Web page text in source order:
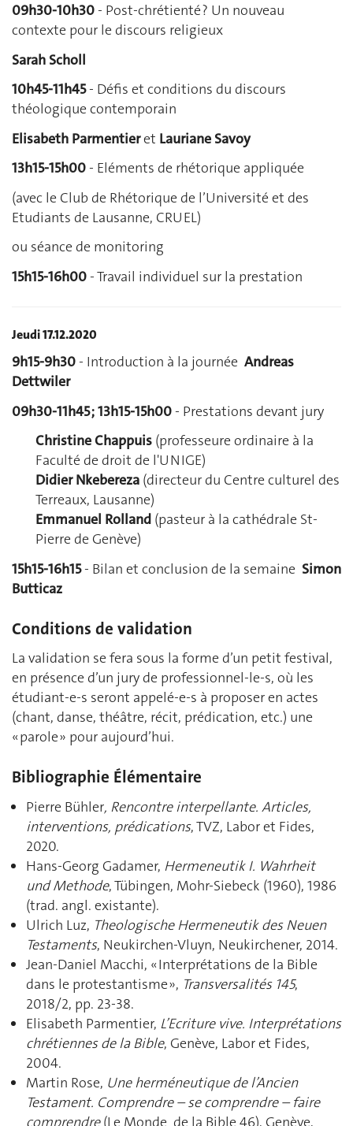
09h30-10h30- Post-chrétienté ? Un nouveau
contexte pour le discours religieux
Sarah Scholl
10h45-11h45- Défis et conditions du discours
théologique contemporain
Elisabeth Parmentieret Lauriane Savoy
13h15-15h00- Eléments de rhétorique appliquée
(avec le Club de Rhétorique de l’Université et des
Etudiants de Lausanne, CRUEL)
ou séance de monitoring
15h15-16h00- Travail individuel sur la prestation
Jeudi 17.12.2020
9h15-9h30- Introduction à la journée Andreas
Dettwiler
09h30-11h45 ; 13h15-15h00- Prestations devant jury
Christine Chappuis (professeure ordinaire à la
Faculté de droit de l'UNIGE)
Didier Nkebereza (directeur du Centre culturel des
Terreaux, Lausanne)
Emmanuel Rolland (pasteur à la cathédrale St-
Pierre de Genève)
15h15-16h15- Bilan et conclusion de la semaine Simon
Butticaz
Conditions de validation
La validation se fera sous la forme d’un petit festival,
en présence d’un jury de professionnel-le-s, où les
étudiant-e-s seront appelé-e-s à proposer en actes
(chant, danse, théâtre, récit, prédication, etc.) une
« parole » pour aujourd’hui.
Bibliographie Élémentaire
Pierre Bühler, Rencontre interpellante. Articles,
interventions, prédications, TVZ, Labor et Fides,
2020.
Hans-Georg Gadamer, Hermeneutik I. Wahrheit
und Methode, Tübingen, Mohr-Siebeck (1960), 1986
(trad. angl. existante).
Ulrich Luz, Theologische Hermeneutik des Neuen
Testaments, Neukirchen-Vluyn, Neukirchener, 2014.
Jean-Daniel Macchi, « Interprétations de la Bible
dans le protestantisme », Transversalités 145,
2018/2, pp. 23-38.
Elisabeth Parmentier, L’Ecriture vive. Interprétations
chrétiennes de la Bible, Genève, Labor et Fides,
2004.
Martin Rose, Une herméneutique de l’Ancien
Testament. Comprendre – se comprendre – faire
comprendre(Le Monde de la Bible 46), Genève,